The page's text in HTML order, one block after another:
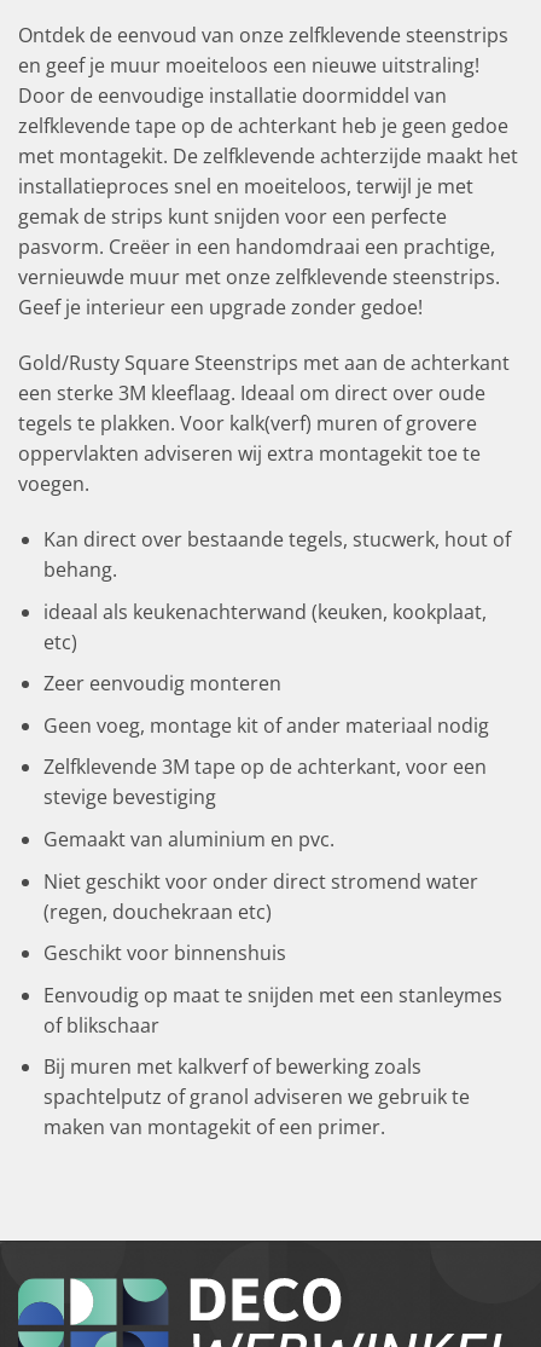
Ontdek de eenvoud van onze zelfklevende steenstrips
en geef je muur moeiteloos een nieuwe uitstraling!
Door de eenvoudige installatie doormiddel van
zelfklevende tape op de achterkant heb je geen gedoe
met montagekit. De zelfklevende achterzijde maakt het
installatieproces snel en moeiteloos, terwijl je met
gemak de strips kunt snijden voor een perfecte
pasvorm. Creëer in een handomdraai een prachtige,
vernieuwde muur met onze zelfklevende steenstrips.
Geef je interieur een upgrade zonder gedoe!
Gold/Rusty Square Steenstrips met aan de achterkant
een sterke 3M kleeflaag. Ideaal om direct over oude
tegels te plakken. Voor kalk(verf) muren of grovere
oppervlakten adviseren wij extra montagekit toe te
voegen.
Kan direct over bestaande tegels, stucwerk, hout of
behang.
ideaal als keukenachterwand (keuken, kookplaat,
etc)
Zeer eenvoudig monteren
Geen voeg, montage kit of ander materiaal nodig
Zelfklevende 3M tape op de achterkant, voor een
stevige bevestiging
Gemaakt van aluminium en pvc.
Niet geschikt voor onder direct stromend water
(regen, douchekraan etc)
Geschikt voor binnenshuis
Eenvoudig op maat te snijden met een stanleymes
of blikschaar
Bij muren met kalkverf of bewerking zoals
spachtelputz of granol adviseren we gebruik te
maken van montagekit of een primer.